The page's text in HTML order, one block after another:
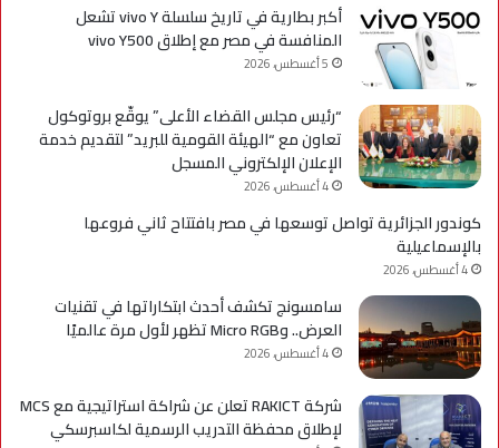
أكبر بطارية في تاريخ سلسلة vivo Y تشعل
المنافسة في مصر مع إطلاق vivo Y500
5 أغسطس، 2026
“رئيس مجلس القضاء الأعلى” يوقّع بروتوكول
تعاون مع “الهيئة القومية للبريد” لتقديم خدمة
الإعلان الإلكتروني المسجل
4 أغسطس، 2026
كوندور الجزائرية تواصل توسعها في مصر بافتتاح ثاني فروعها
بالإسماعيلية
4 أغسطس، 2026
سامسونج تكشف أحدث ابتكاراتها في تقنيات
العرض.. وMicro RGB تظهر لأول مرة عالميًا
4 أغسطس، 2026
شركة RAKICT تعلن عن شراكة استراتيجية مع MCS
لإطلاق محفظة التدريب الرسمية لكاسبرسكي